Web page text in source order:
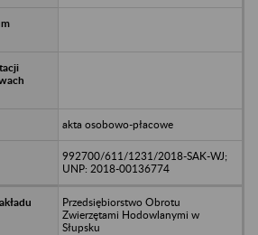
akta osobowo-płacowe
992700/611/1231/2018-SAK-WJ;
UNP: 2018-00136774
Przedsiębiorstwo Obrotu
Zwierzętami Hodowlanymi w
Słupsku